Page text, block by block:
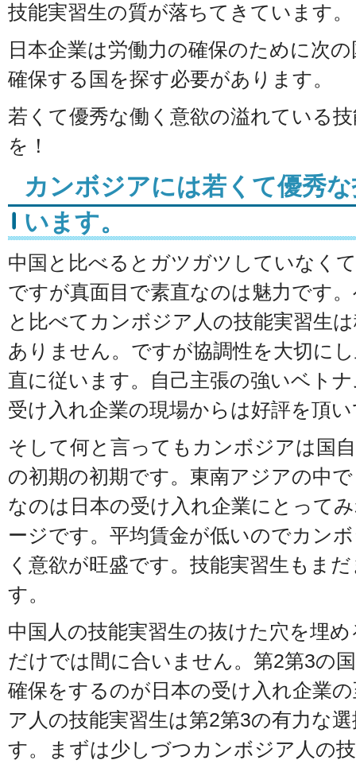
技能実習生の質が落ちてきています。
日本企業は労働力の確保のために次
確保する国を探す必要があります。
若くて優秀な働く意欲の溢れている
を！
カンボジアには若くて優秀
います。
中国と比べるとガツガツしていなく
ですが真面目で素直なのは魅力です
と比べてカンボジア人の技能実習生
ありません。ですが協調性を大切に
直に従います。自己主張の強いベト
受け入れ企業の現場からは好評を頂
そして何と言ってもカンボジアは国
の初期の初期です。東南アジアの中
なのは日本の受け入れ企業にとって
ージです。平均賃金が低いのでカン
く意欲が旺盛です。技能実習生もま
す。
中国人の技能実習生の抜けた穴を埋
だけでは間に合いません。第2第3の
確保をするのが日本の受け入れ企業
ア人の技能実習生は第2第3の有力な
す。まずは少しづつカンボジア人の